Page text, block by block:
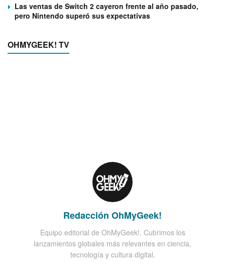
Las ventas de Switch 2 cayeron frente al año pasado,
pero Nintendo superó sus expectativas
OHMYGEEK! TV
Redacción OhMyGeek!
Equipo editorial de OhMyGeek!. Cubrimos los
lanzamientos globales más relevantes en ciencia,
tecnología y cultura digital.